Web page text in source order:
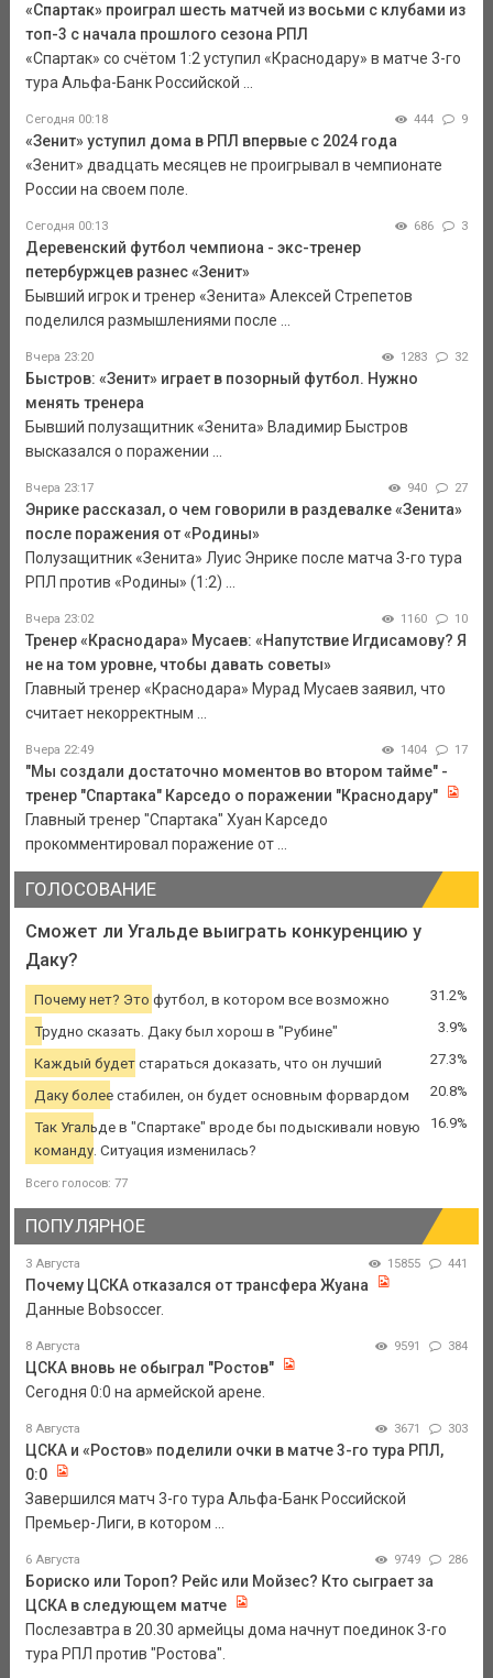
«Спартак» проиграл шесть матчей из восьми с клубами из
топ-3 с начала прошлого сезона РПЛ
«Спартак» со счётом 1:2 уступил «Краснодару» в матче 3-го
тура Альфа-Банк Российской ...
Сегодня 00:18 444 9
«Зенит» уступил дома в РПЛ впервые с 2024 года
«Зенит» двадцать месяцев не проигрывал в чемпионате
России на своем поле.
Сегодня 00:13 686 3
Деревенский футбол чемпиона - экс-тренер
петербуржцев разнес «Зенит»
Бывший игрок и тренер «Зенита» Алексей Стрепетов
поделился размышлениями после ...
Вчера 23:20 1283 32
Быстров: «Зенит» играет в позорный футбол. Нужно
менять тренера
Бывший полузащитник «Зенита» Владимир Быстров
высказался о поражении ...
Вчера 23:17 940 27
Энрике рассказал, о чем говорили в раздевалке «Зенита»
после поражения от «Родины»
Полузащитник «Зенита» Луис Энрике после матча 3-го тура
РПЛ против «Родины» (1:2) ...
Вчера 23:02 1160 10
Тренер «Краснодара» Мусаев: «Напутствие Игдисамову? Я
не на том уровне, чтобы давать советы»
Главный тренер «Краснодара» Мурад Мусаев заявил, что
считает некорректным ...
Вчера 22:49 1404 17
"Мы создали достаточно моментов во втором тайме" -
тренер "Спартака" Карседо о поражении "Краснодару"
Главный тренер "Спартака" Хуан Карседо
прокомментировал поражение от ...
ГОЛОСОВАНИЕ
Сможет ли Угальде выиграть конкуренцию у
Даку?
Почему нет? Это футбол, в котором все возможно 31.2%
Трудно сказать. Даку был хорош в "Рубине" 3.9%
Каждый будет стараться доказать, что он лучший 27.3%
Даку более стабилен, он будет основным форвардом 20.8%
Так Угальде в "Спартаке" вроде бы подыскивали новую
команду. Ситуация изменилась?
16.9%
Всего голосов: 77
ПОПУЛЯРНОЕ
3 Августа 15855 441
Почему ЦСКА отказался от трансфера Жуана
Данные Bobsoccer.
8 Августа 9591 384
ЦСКА вновь не обыграл "Ростов"
Сегодня 0:0 на армейской арене.
8 Августа 3671 303
ЦСКА и «Ростов» поделили очки в матче 3-го тура РПЛ,
0:0
Завершился матч 3-го тура Альфа-Банк Российской
Премьер-Лиги, в котором ...
6 Августа 9749 286
Бориско или Тороп? Рейс или Мойзес? Кто сыграет за
ЦСКА в следующем матче
Послезавтра в 20.30 армейцы дома начнут поединок 3-го
тура РПЛ против "Ростова".